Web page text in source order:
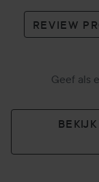
REVIEW
Geef als